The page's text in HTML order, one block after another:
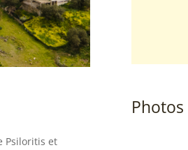
Psiloritis et
Photos